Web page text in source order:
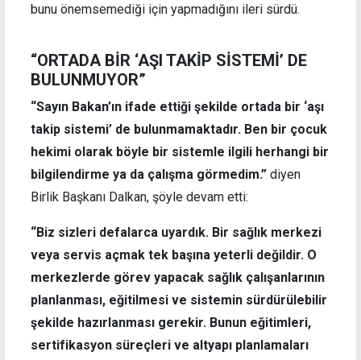
bunu önemsemediği için yapmadığını ileri sürdü.
“ORTADA BİR ‘AŞI TAKİP SİSTEMİ’ DE
BULUNMUYOR”
“Sayın Bakan’ın ifade ettiği şekilde ortada bir ‘aşı
takip sistemi’ de bulunmamaktadır. Ben bir çocuk
hekimi olarak böyle bir sistemle ilgili herhangi bir
bilgilendirme ya da çalışma görmedim.” diyen
Birlik Başkanı Dalkan, şöyle devam etti:
“Biz sizleri defalarca uyardık. Bir sağlık merkezi
veya servis açmak tek başına yeterli değildir. O
merkezlerde görev yapacak sağlık çalışanlarının
planlanması, eğitilmesi ve sistemin sürdürülebilir
şekilde hazırlanması gerekir. Bunun eğitimleri,
sertifikasyon süreçleri ve altyapı planlamaları